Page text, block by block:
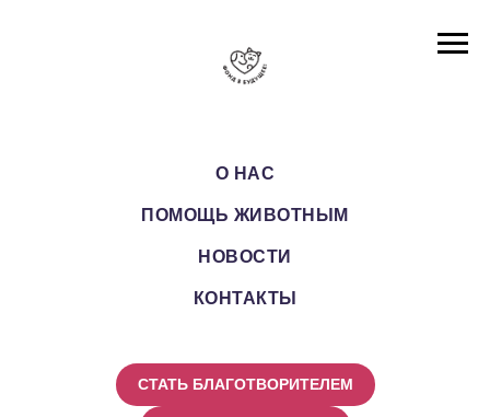
О НАС
ПОМОЩЬ ЖИВОТНЫМ
НОВОСТИ
КОНТАКТЫ
СТАТЬ БЛАГОТВОРИТЕЛЕМ